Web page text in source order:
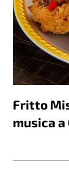
Fritto
musica a